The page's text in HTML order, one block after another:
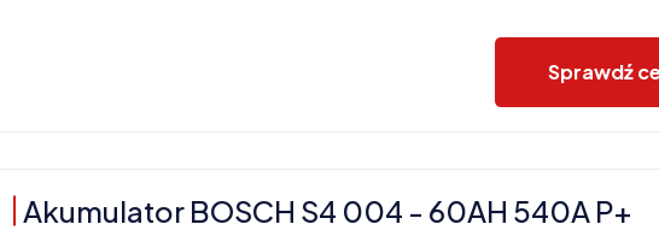
Sprawdź
Akumulator BOSCH S4 004 - 60AH 540A P+